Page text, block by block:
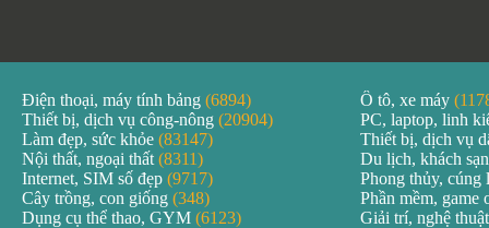
Điện thoại, máy tính bảng (6894) Ô tô, xe máy
Thiết bị, dịch vụ công-nông (20904)
PC, laptop, linh
Làm đẹp, sức khỏe (83147)
Thiết bị, dịch vụ
Nội thất, ngoại thất (8311)
Du lịch, khách
Internet, SIM số đẹp (9717)
Phong thủy, cúng
Cây trồng, con giống (348)
Phần mềm, game
Dụng cụ thể thao, GYM (6123)
Giải trí, nghệ